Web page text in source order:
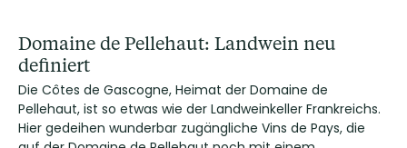
Domaine de Pellehaut: Landwein neu
definiert
Die Côtes de Gascogne, Heimat der Domaine de
Pellehaut, ist so etwas wie der Landweinkeller Frankreichs.
Hier gedeihen wunderbar zugängliche Vins de Pays, die